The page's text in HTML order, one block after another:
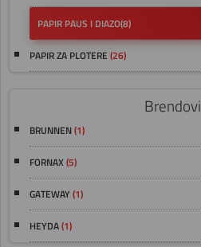
PAPIR PAUS I DIAZO(8)
PAPIR ZA PLOTERE (26)
Brendovi
BRUNNEN(1)
FORNAX(5)
GATEWAY (1)
HEYDA(1)